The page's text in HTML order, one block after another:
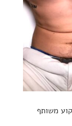
משותף